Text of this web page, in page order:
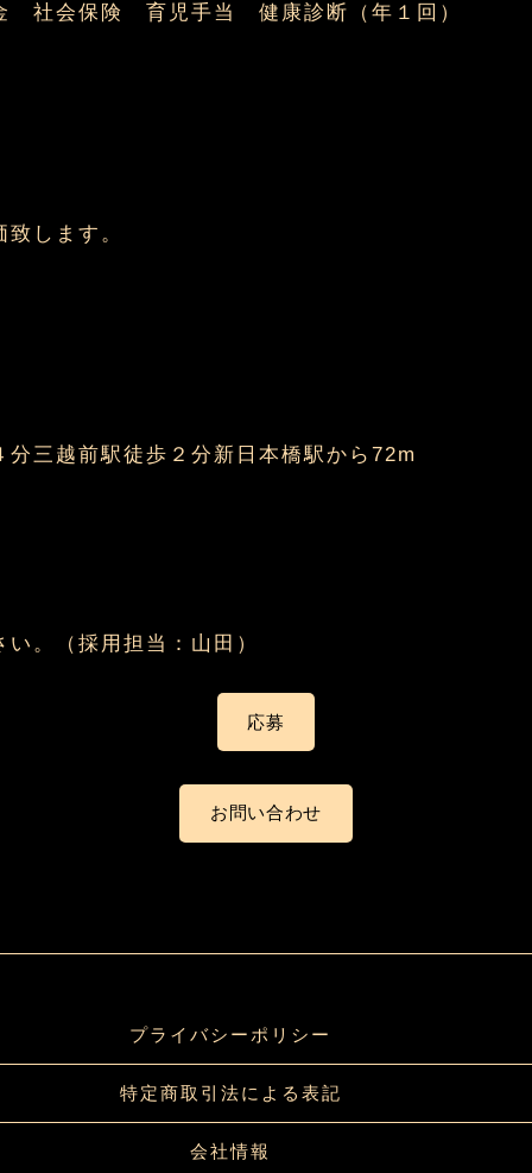
社会保険 育児手当 健康診断（年１回）
します。
三越前駅徒歩２分新日本橋駅から72m
。（採用担当：山田）
応募
お問い合わせ
プライバシーポリシー
特定商取引法による表記
会社情報